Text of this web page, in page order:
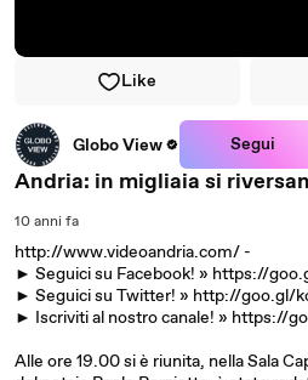
Like
Globo View Segui
Andria: in migliaia si
10 anni fa
http://www.videoandria.com/ -
► Seguici su Facebook! » https://
► Seguici su Twitter! » http://goo.gl/
► Iscriviti al nostro canale! » https://
Alle ore 19.00 si è riunita, nella Sala